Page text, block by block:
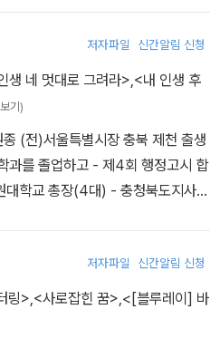
의 장르를 시도한 앨범 〈찰나〉가
재 SBS 러브FM 〈최백호의 낭만시
저자파일 신간알림 신청
생 네 멋대로 그려라>,<내 인생 후
기)
특별시장 충북 제천 출생
- 제4회 행정고시 합
학교 총장(4대) - 충청북도지사(2
준비하는 중
저자파일 신간알림 신청
링>,<사로잡힌 꿈>,<[블루레이] 바